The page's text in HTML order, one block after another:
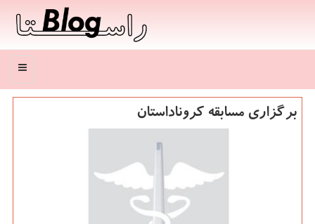
منو
برگزاری مسابقه كروناداستان